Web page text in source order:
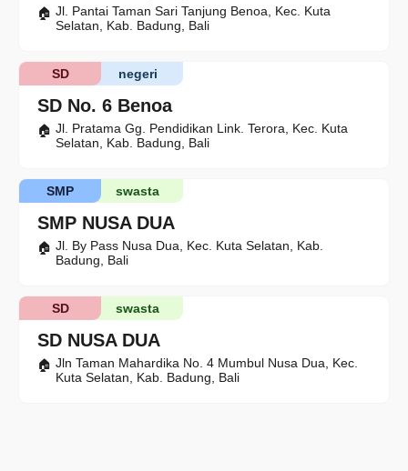
Jl. Pantai Taman Sari Tanjung Benoa, Kec. Kuta
Selatan, Kab. Badung, Bali
SD No. 6 Benoa
negeri
SD
Jl. Pratama Gg. Pendidikan Link. Terora, Kec. Kuta
Selatan, Kab. Badung, Bali
SMP NUSA DUA
swasta
SMP
Jl. By Pass Nusa Dua, Kec. Kuta Selatan, Kab.
Badung, Bali
SD NUSA DUA
swasta
SD
Jln Taman Mahardika No. 4 Mumbul Nusa Dua, Kec.
Kuta Selatan, Kab. Badung, Bali